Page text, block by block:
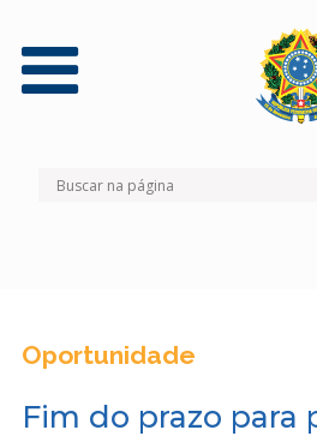
Oportunidade
Fim do prazo para